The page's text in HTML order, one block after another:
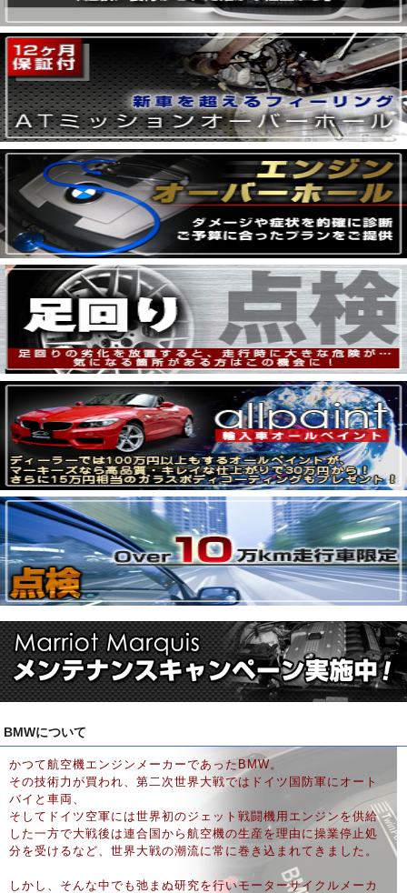
BMWについて
かつて航空機エンジンメーカーであったBMW。
その技術力が買われ、第二次世界大戦ではドイツ国防軍にオート
バイと車両、
そしてドイツ空軍には世界初のジェット戦闘機用エンジンを供給
した一方で大戦後は連合国から航空機の生産を理由に操業停止処
分を受けるなど、世界大戦の潮流に常に巻き込まれてきました。
しかし、そんな中でも弛まぬ研究を行いモーターサイクルメーカ